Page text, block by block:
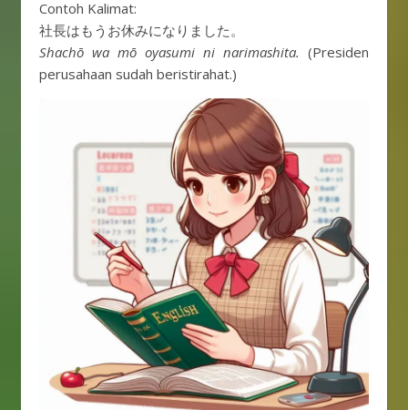
Contoh Kalimat:
社長はもうお休みになりました。
Shachō wa mō oyasumi ni narimashita. (Presiden
perusahaan sudah beristirahat.)